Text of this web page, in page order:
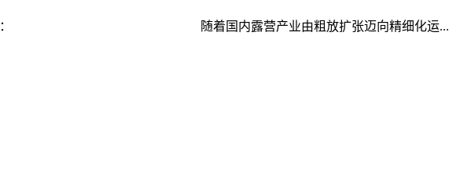
◆展会背景： 随着国内露营产业由粗放扩张迈向精细化运...